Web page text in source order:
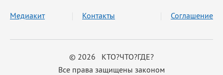
© 2026 КТО?ЧТО?ГДЕ?
Все права защищены законом
Медиакит Контакты Соглашение